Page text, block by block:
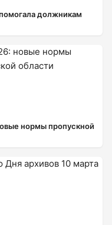
должникам
нормы пропускной